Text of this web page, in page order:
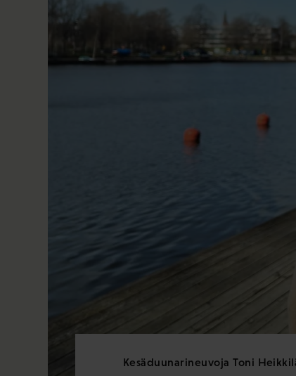
Kesäduunarineuvoja Toni